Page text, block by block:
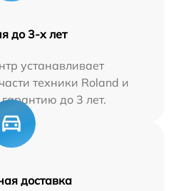
до 3-х лет
устанавливает
техники Roland и
до 3 лет.
доставка